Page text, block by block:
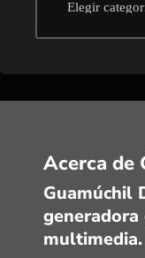
Acerca de
Guamúchil
multimedia.